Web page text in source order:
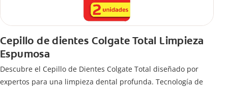
Cepillo de dientes Colgate Total Limpieza
Espumosa
Descubre el Cepillo de Dientes Colgate Total diseñado por
expertos para una limpieza dental profunda. Tecnología de